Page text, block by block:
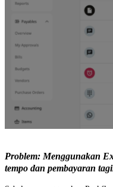
Problem: Menggunakan
tempo dan pembayaran